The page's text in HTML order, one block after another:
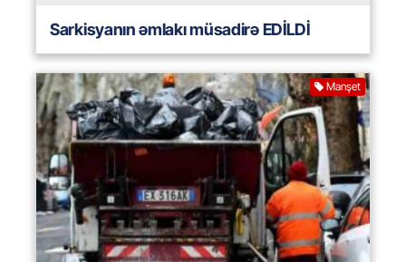
Sarkisyanın əmlakı müsadirə EDİLDİ
Manşet